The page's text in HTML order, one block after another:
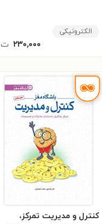
الکترونیکی
۲۳۰,۰۰۰ ت
کنترل و مدیریت تمرکز،